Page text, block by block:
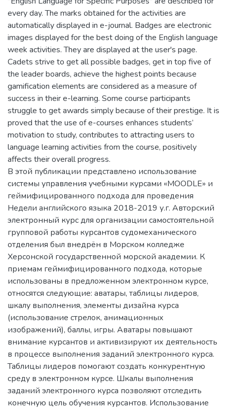
every day. The marks obtained for the activities are
automatically displayed in e-journal. Badges are electronic
images displayed for the best doing of the English language
week activities. They are displayed at the user's page.
Cadets strive to get all possible badges, get in top five of
the leader boards, achieve the highest points because
gamification elements are considered as a measure of
success in their e-learning. Some course participants
struggle to get awards simply because of their prestige. It is
proved that the use of e-courses enhances students’
motivation to study, contributes to attracting users to
language learning activities from the course, positively
affects their overall progress.
В этой публикации представлено использование
системы управления учебными курсами «MOODLE» и
геймифицированного подхода для проведения
Недели английского языка 2018-2019 у.г. Авторский
электронный курс для организации самостоятельной
групповой работы курсантов судомеханического
отделения был внедрён в Морском колледже
Херсонской государственной морской академии. К
приемам геймифицированного подхода, которые
использованы в предложенном электронном курсе,
относятся следующие: аватары, таблицы лидеров,
шкалу выполнения, элементы дизайна курса
(использование стрелок, анимационных
изображений), баллы, игры. Аватары повышают
внимание курсантов и активизируют их деятельность
в процессе выполнения заданий электронного курса.
Таблицы лидеров помогают создать конкурентную
среду в электронном курсе. Шкалы выполнения
заданий электронного курса позволяют отследить
конечную цель обучения курсантов. Использование